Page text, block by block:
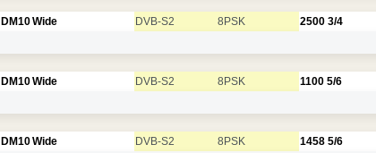
DM10Wide DVB-S2 8PSK 2500 3/4
DM10Wide DVB-S2 8PSK 1100 5/6
DM10Wide DVB-S2 8PSK 1458 5/6